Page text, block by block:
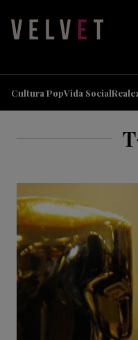
Cultura PopVida Social